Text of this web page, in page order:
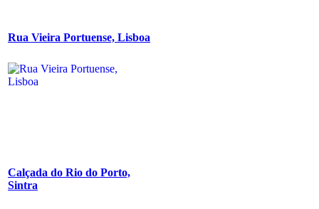
Rua Vieira Portuense, Lisboa
Calçada do Rio do Porto,
Sintra